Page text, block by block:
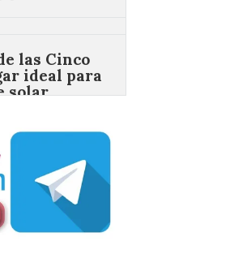
solar
12 de agosto
el fenómeno
excepcional que
verse en muchos
de la comarca,
que la observación
las pautas de
La Comarca de